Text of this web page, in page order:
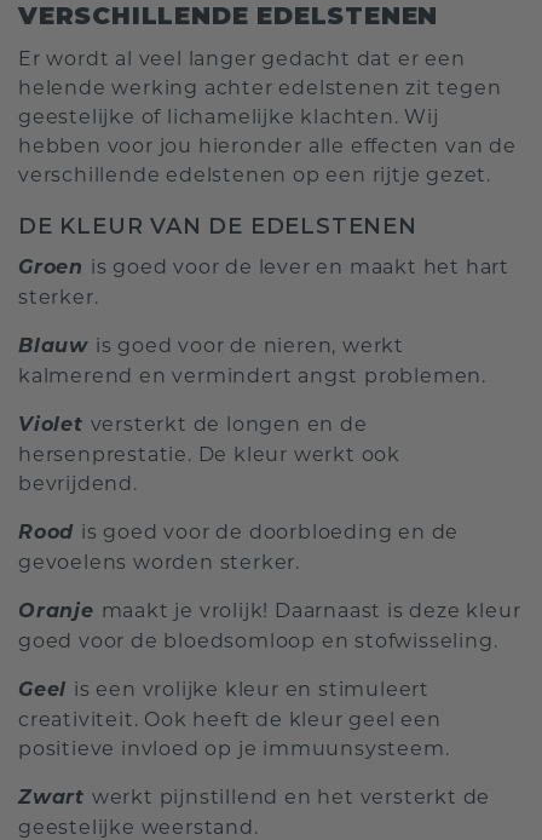
VERSCHILLENDE EDELSTENEN
Er wordt al veel langer gedacht dat er een
helende werking achter edelstenen zit tegen
geestelijke of lichamelijke klachten. Wij
hebben voor jou hieronder alle effecten van de
verschillende edelstenen op een rijtje gezet.
DE KLEUR VAN DE EDELSTENEN
Groen is goed voor de lever en maakt het hart
sterker.
Blauw is goed voor de nieren, werkt
kalmerend en vermindert angst problemen.
Violet versterkt de longen en de
hersenprestatie. De kleur werkt ook
bevrijdend.
Rood is goed voor de doorbloeding en de
gevoelens worden sterker.
Oranje maakt je vrolijk! Daarnaast is deze kleur
goed voor de bloedsomloop en stofwisseling.
Geel is een vrolijke kleur en stimuleert
creativiteit. Ook heeft de kleur geel een
positieve invloed op je immuunsysteem.
Zwart werkt pijnstillend en het versterkt de
geestelijke weerstand.